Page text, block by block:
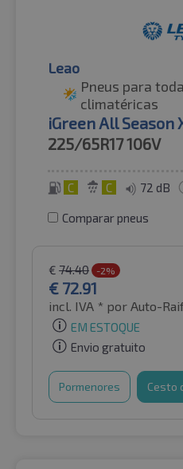
Leao
Pneus para
climatéricas
iGreen All Season
225/65R17106V
C C 72 dB
Comparar pneus
€ 74.40 -2%
€ 72.91
incl. IVA * por Auto-
EM ESTOQUE
Envio gratuito
Pormenores Cesto